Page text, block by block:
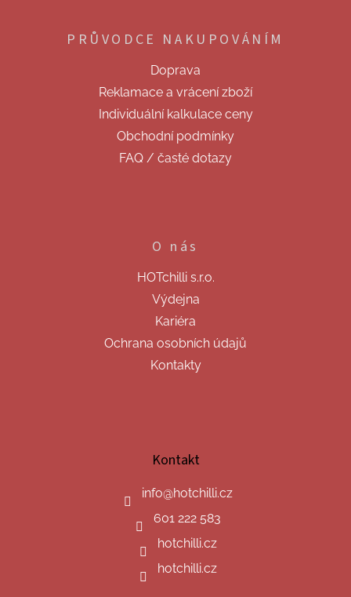
PRŮVODCE NAKUPOVÁNÍM
Doprava
Reklamace a vrácení zboží
Individuální kalkulace ceny
Obchodní podmínky
FAQ / časté dotazy
O nás
HOTchilli s.r.o.
Výdejna
Kariéra
Ochrana osobních údajů
Kontakty
Kontakt
info@hotchilli.cz
601 222 583
hotchilli.cz
hotchilli.cz